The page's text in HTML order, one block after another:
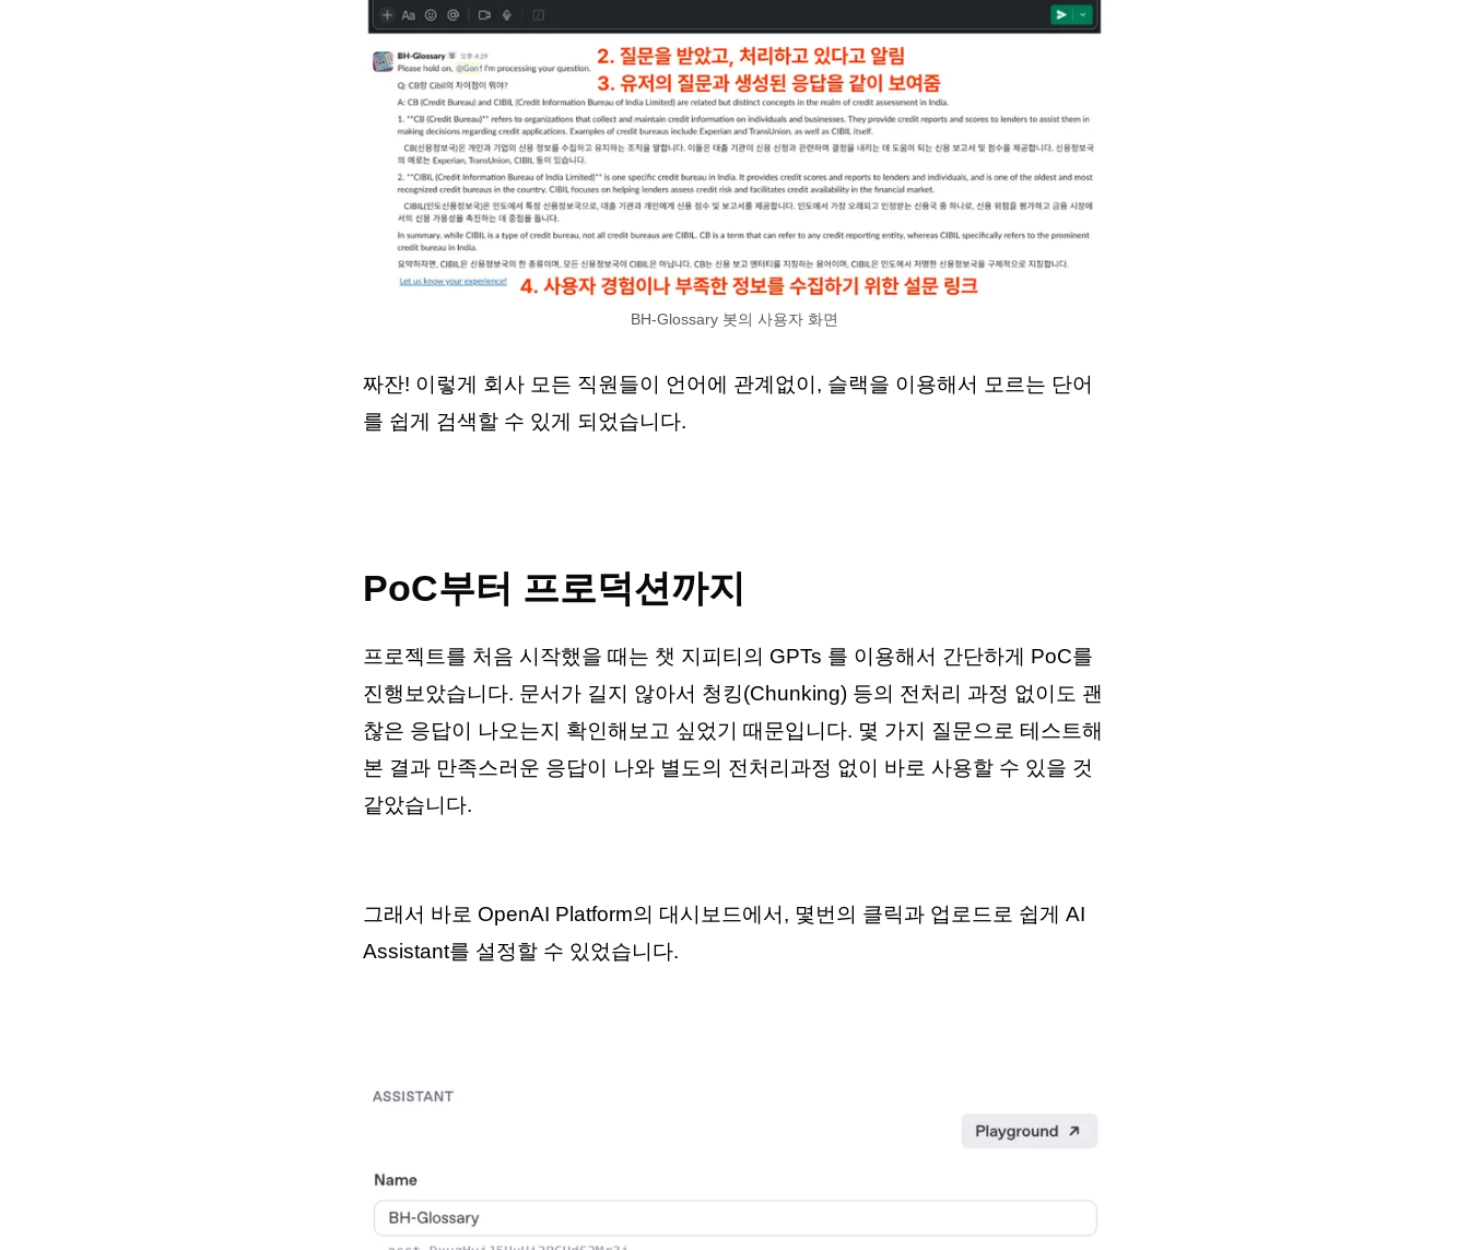
BH-Glossary 봇의 사용자 화면
짜잔! 이렇게 회사 모든 직원들이 언어에 관계없이, 슬랙을 이용해서 모르는 단어
를 쉽게 검색할 수 있게 되었습니다.
PoC부터 프로덕션까지
프로젝트를 처음 시작했을 때는 챗 지피티의 GPTs 를 이용해서 간단하게 PoC를
진행보았습니다. 문서가 길지 않아서 청킹(Chunking) 등의 전처리 과정 없이도 괜
찮은 응답이 나오는지 확인해보고 싶었기 때문입니다. 몇 가지 질문으로 테스트해
본 결과 만족스러운 응답이 나와 별도의 전처리과정 없이 바로 사용할 수 있을 것
같았습니다.
그래서 바로 OpenAI Platform의 대시보드에서, 몇번의 클릭과 업로드로 쉽게 AI
Assistant를 설정할 수 있었습니다.